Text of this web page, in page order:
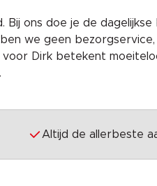
Bij ons doe je de
we geen
Dirk betekent
.
Altijd de allerbeste